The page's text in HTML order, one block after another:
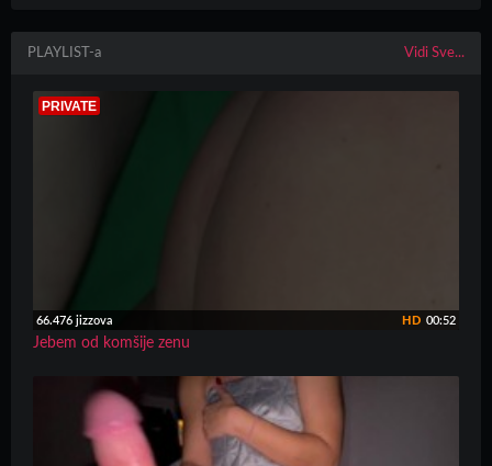
PLAYLIST-a Vidi Sve...
PRIVATE
66.476 jizzova 00:52
HD
Jebem od komšije zenu